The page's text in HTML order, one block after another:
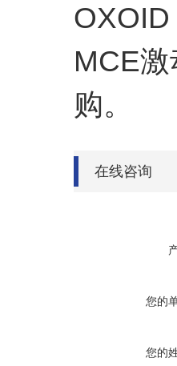
MCE
购。
在线咨询
您的
您的